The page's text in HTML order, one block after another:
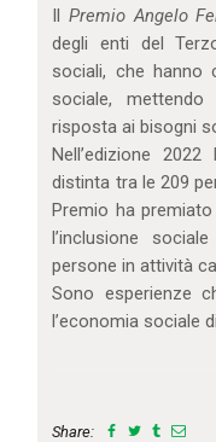
Il Premio Angelo
degli enti del
sociali, che hanno
sociale,
risposta ai bisogni
Nell’edizione
distinta tra le 209
Premio ha
l’inclusione
persone in attività
Sono esperienze
l’economia sociale
Share: